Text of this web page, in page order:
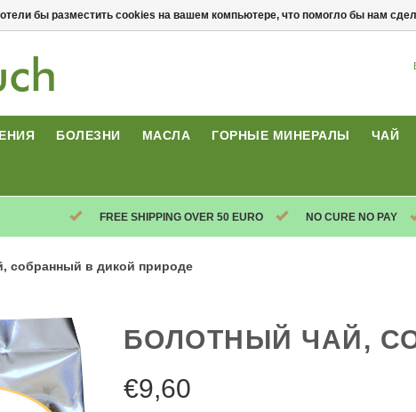
БОЛЕЗНИ МАСЛА ГОРНЫЕ МИНЕРАЛЫ ЧАЙ
FREE SHIPPING OVER 50 EURO NO CURE NO PAY
собранный в дикой природе
БОЛОТНЫЙ ЧАЙ,
€9,60
бы разместить cookies на вашем компьютере, что помогло бы нам